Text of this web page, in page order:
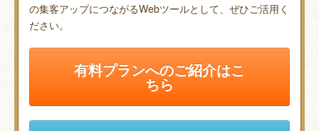
の集客アップにつながるWebツールとして、ぜひご活用く
ださい。
有料プランへのご紹介はこ
ちら